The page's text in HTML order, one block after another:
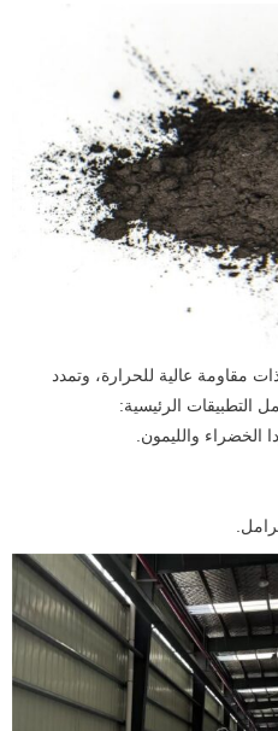
هو مادة ذات مقاومة عالية للحرارة، وتمدد
التطبيقات الرئيسية:
والليمون.